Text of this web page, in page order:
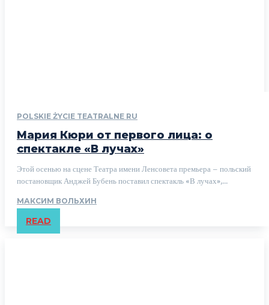
POLSKIE ŻYCIE TEATRALNE RU
Мария Кюри от первого лица: о
спектакле «В лучах»
Этой осенью на сцене Театра имени Ленсовета премьера – польский
постановщик Анджей Бубень поставил спектакль «В лучах»,...
МАКСИМ ВОЛЬХИН
READ